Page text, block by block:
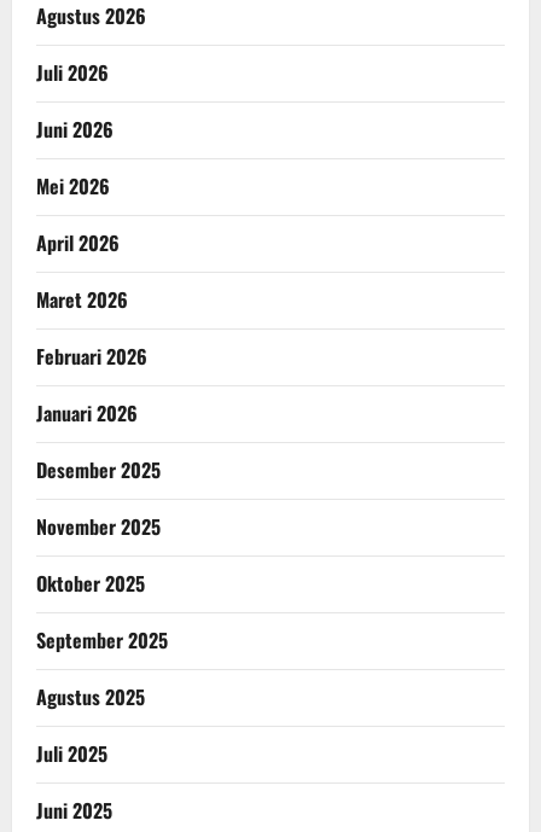
Agustus 2026
Juli 2026
Juni 2026
Mei 2026
April 2026
Maret 2026
Februari 2026
Januari 2026
Desember 2025
November 2025
Oktober 2025
September 2025
Agustus 2025
Juli 2025
Juni 2025